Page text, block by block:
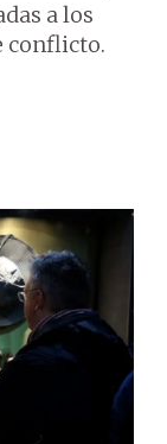
a los
conflicto.